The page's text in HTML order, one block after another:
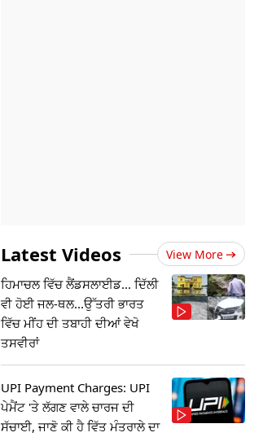
Latest Videos View More
ਹਿਮਾਚਲ ਵਿੱਚ ਲੈਂਡਸਲਾਈਡ... ਦਿੱਲੀ
ਵੀ ਹੋਈ ਜਲ-ਥਲ...ਉੱਤਰੀ ਭਾਰਤ
ਵਿੱਚ ਮੀਂਹ ਦੀ ਤਬਾਹੀ ਦੀਆਂ ਵੇਖੋ
ਤਸਵੀਰਾਂ
UPI Payment Charges: UPI
ਪੇਮੈਂਟ 'ਤੇ ਲੱਗਣ ਵਾਲੇ ਚਾਰਜ ਦੀ
ਸੱਚਾਈ, ਜਾਣੋ ਕੀ ਹੈ ਵਿੱਤ ਮੰਤਰਾਲੇ ਦਾ